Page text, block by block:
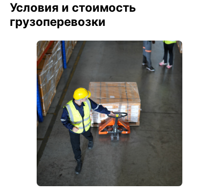
Условия и стоимость
грузоперевозки